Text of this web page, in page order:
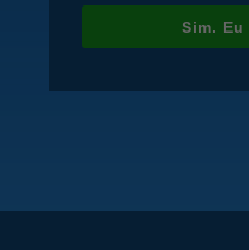
Sim.